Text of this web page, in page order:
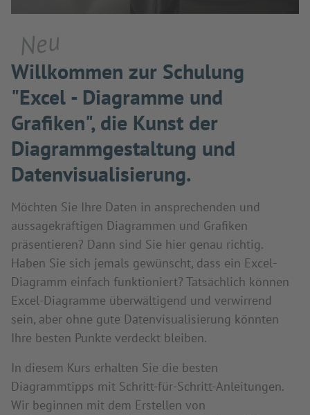
Neu
Willkommen zur Schulung
"Excel - Diagramme und
Grafiken", die Kunst der
Diagrammgestaltung und
Datenvisualisierung.
Möchten Sie Ihre Daten in ansprechenden und
aussagekräftigen Diagrammen und Grafiken
präsentieren? Dann sind Sie hier genau richtig.
Haben Sie sich jemals gewünscht, dass ein Excel-
Diagramm einfach funktioniert? Tatsächlich können
Excel-Diagramme überwältigend und verwirrend
sein, aber ohne gute Datenvisualisierung könnten
Ihre besten Punkte verdeckt bleiben.
In diesem Kurs erhalten Sie die besten
Diagrammtipps mit Schritt-für-Schritt-Anleitungen.
Wir beginnen mit dem Erstellen von